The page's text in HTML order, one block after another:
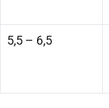
5,5 – 6,5